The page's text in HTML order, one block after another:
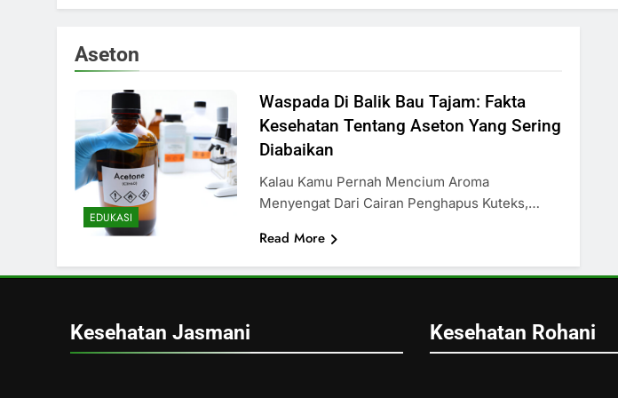
Aseton
EDUKASI
Waspada Di Balik Bau Tajam: Fakta
Kesehatan Tentang Aseton Yang Sering
Diabaikan
Kalau Kamu Pernah Mencium Aroma
Menyengat Dari Cairan Penghapus Kuteks,…
Read More
Kesehatan Jasmani Kesehatan Rohani